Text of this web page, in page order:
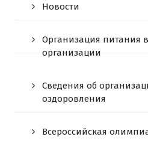
Новости
Организация питания
организации
Сведения об
оздоровления
Всероссийская